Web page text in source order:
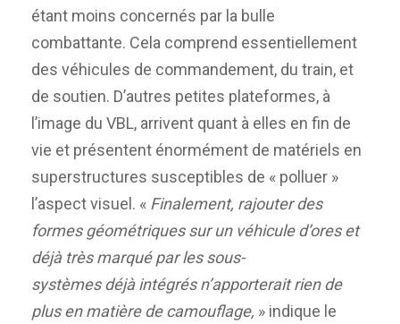
étant moins concernés par la bulle
combattante. Cela comprend essentiellement
des véhicules de commandement, du train, et
de soutien. D’autres petites plateformes, à
l’image du VBL, arrivent quant à elles en fin de
vie et présentent énormément de matériels en
superstructures susceptibles de « polluer »
l’aspect visuel. « Finalement, rajouter des
formes géométriques sur un véhicule d’ores et
déjà très marqué par les sous-
systèmes déjà intégrés n’apporterait rien de
plus en matière de camouflage, » indique le